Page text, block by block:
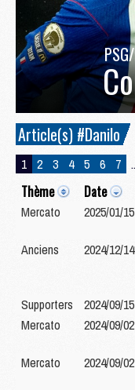
Article(s) #Danilo
1 2 3 4 5 6 7
Thème Date
Mercato 2025/01/15
Anciens
2024/12/14
Supporters
2024/09/15
Mercato
2024/09/02
Mercato
2024/09/02